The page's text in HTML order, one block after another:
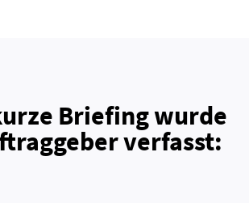
Briefing wurde
verfasst: